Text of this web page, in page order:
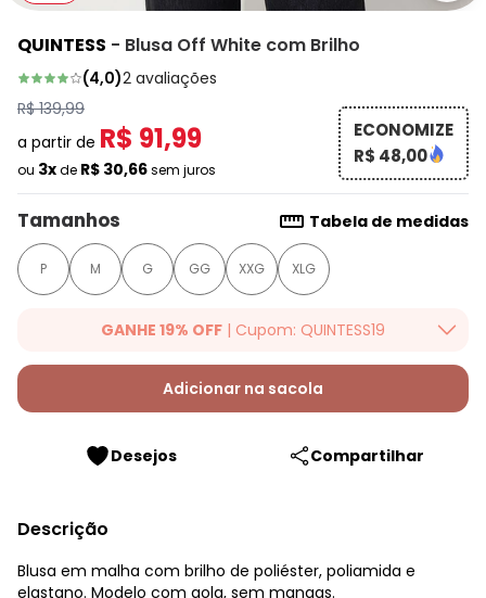
QUINTESS - Blusa Off White com Brilho
(4,0)2 avaliações
R$ 139,99
a partir de R$ 91,99
ou 3xde R$ 30,66sem juros
ECONOMIZE
R$ 48,00
Tamanhos Tabela de medidas
P M G GG XXG XLG
GANHE 19% OFF | Cupom: QUINTESS19
Ganhe 19% OFF Extra em qualquer valor, usando o cupom:
QUINTESS19. Válido para toda loja Quintess, até 07/08/2026.
Adicionar na sacola
Desejos Compartilhar
Descrição
Blusa em malha com brilho de poliéster, poliamida e
elastano. Modelo com gola, sem mangas.